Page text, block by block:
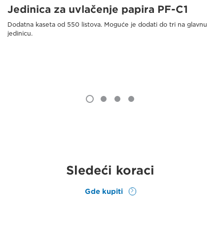
Jedinica za uvlačenje papira PF-C1
Dodatna kaseta od 550 listova. Moguće je dodati do tri na glavnu
jedinicu.
Sledeći koraci
Gde kupiti